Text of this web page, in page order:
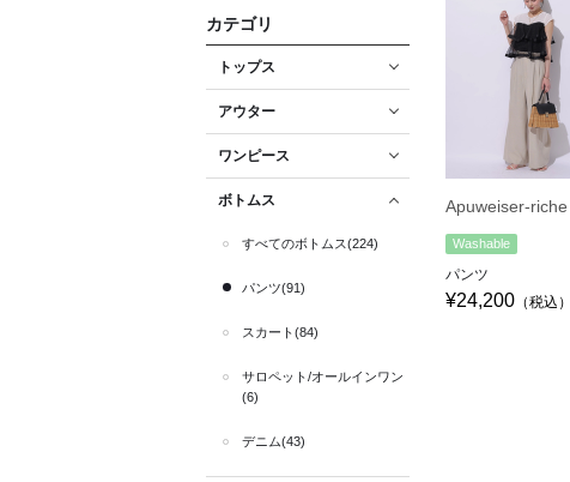
カテゴリ
トップス
アウター
ワンピース
ボトムス
すべてのボトムス(224)
パンツ(91)
スカート(84)
サロペット/オールインワン
(6)
デニム(43)
Apuweiser-riche
Washable
パンツ
¥24,200 （税込）